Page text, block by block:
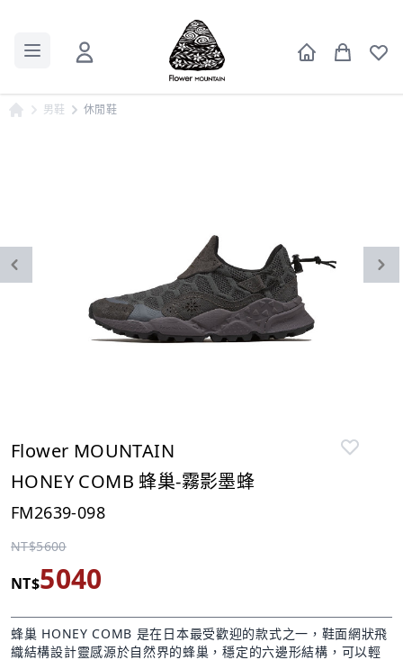
男鞋 休閒鞋
Flower MOUNTAIN
HONEY COMB 蜂巢-霧影墨蜂
FM2639-098
NT$5600
NT$5040
蜂巢 HONEY COMB 是在日本最受歡迎的款式之一，鞋面網狀飛
織結構設計靈感源於自然界的蜂巢，穩定的六邊形結構，可以輕